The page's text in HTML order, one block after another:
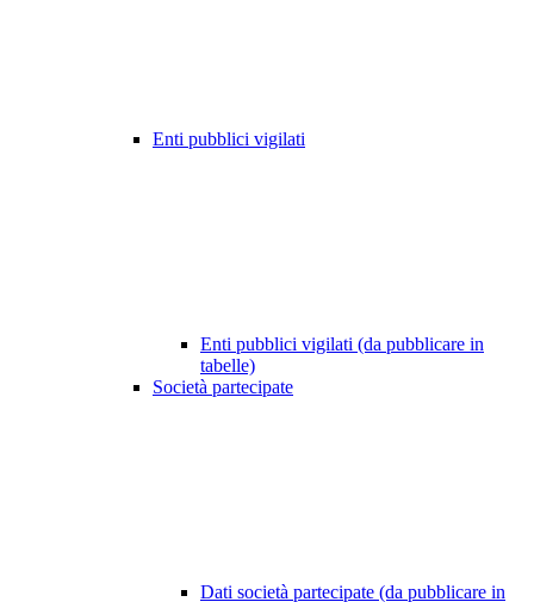
Enti pubblici vigilati
Enti pubblici vigilati (da pubblicare in
tabelle)
Società partecipate
Dati società partecipate (da pubblicare in